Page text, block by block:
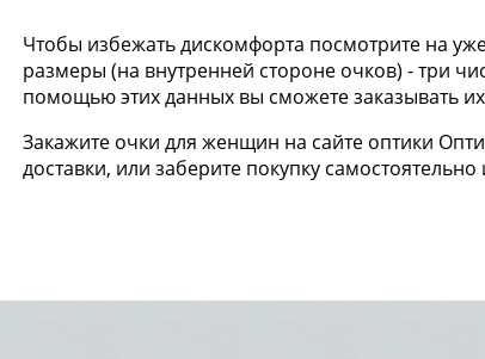
Чтобы избежать дискомфорта посмотрите на
размеры (на внутренней стороне очков) - три
помощью этих данных вы сможете заказывать
Закажите очки для женщин на сайте оптики
доставки, или заберите покупку